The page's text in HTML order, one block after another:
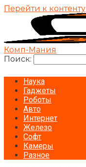
Перейти к контенту
Комп-Мания
Поиск:
Наука
Гаджеты
Роботы
Авто
Интернет
Железо
Софт
Камеры
Разное